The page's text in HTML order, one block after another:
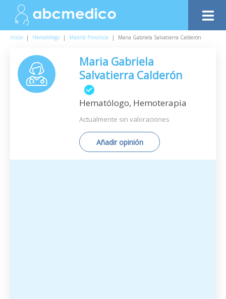
Inicio | Hematólogo | Madrid Provincia | Maria Gabriela Salvatierra Calderón
Maria Gabriela
Salvatierra Calderón
Hematólogo, Hemoterapia
Actualmente sin valoraciones
Añadir opinión